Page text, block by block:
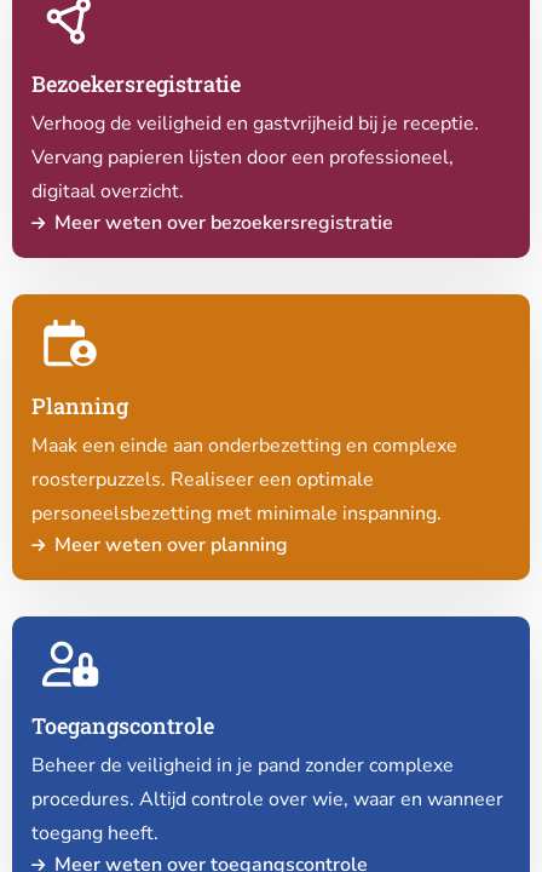
Bezoekersregistratie
Verhoog de veiligheid en gastvrijheid bij je receptie.
Vervang papieren lijsten door een professioneel,
digitaal overzicht.
Meer weten over bezoekersregistratie
meer
Bezoekersregistratie
Planning
Maak een einde aan onderbezetting en complexe
roosterpuzzels. Realiseer een optimale
personeelsbezetting met minimale inspanning.
Meer weten over planning
Lees
meer
over
Planning
Toegangscontrole
Beheer de veiligheid in je pand zonder complexe
procedures. Altijd controle over wie, waar en wanneer
toegang heeft.
Meer weten over toegangscontrole
Lees
meer
over
Toegangscontrole